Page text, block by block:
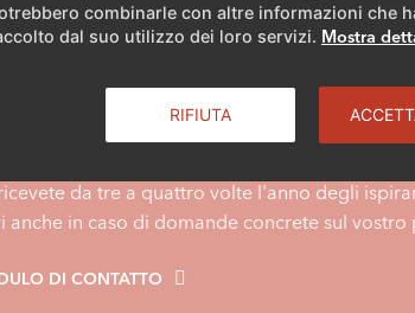
combinarle con altre informazioni che
dal suo utilizzo dei loro servizi. Mostra
RIFIUTA
da tre a quattro volte l'anno degli
in caso di domande concrete sul vostro
DI CONTATTO